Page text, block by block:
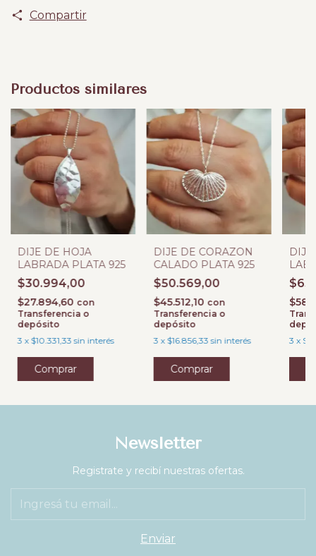
Compartir
Productos similares
DIJE DE HOJA
LABRADA PLATA 925
$30.994,00
$27.894,60 con
Transferencia o
depósito
3 x $10.331,33 sin interés
DIJE DE CORAZON
CALADO PLATA 925
$50.569,00
$45.512,10 con
Transferencia o
depósito
3 x $16.856,33 sin interés
3 x
Newsletter
Registrate y recibí nuestras ofertas.